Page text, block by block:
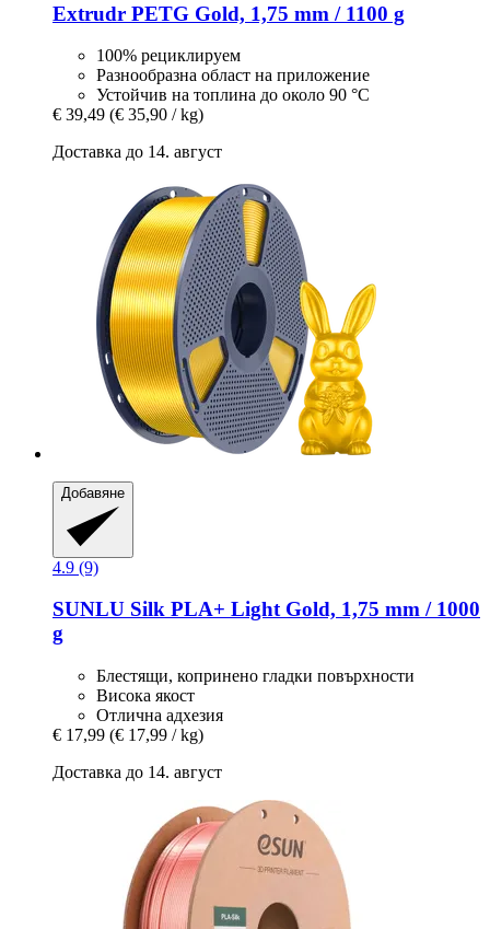
Extrudr PETG Gold, 1,75 mm / 1100 g
100% рециклируем
Разнообразна област на приложение
Устойчив на топлина до около 90 °C
€ 39,49 (€ 35,90 / kg)
Доставка до 14. август
Добавяне
4.9 (9)
SUNLU Silk PLA+ Light Gold, 1,75 mm / 1000
g
Блестящи, копринено гладки повърхности
Висока якост
Отлична адхезия
€ 17,99 (€ 17,99 / kg)
Доставка до 14. август